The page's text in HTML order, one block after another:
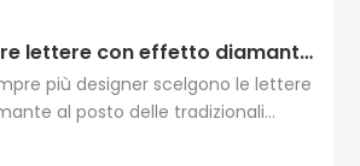
lettere con effetto diamante
davvero il tuo marchio
più designer scelgono le lettere
al posto delle tradizionali